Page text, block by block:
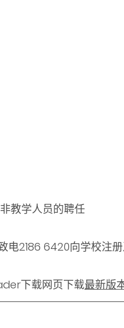
教学人员的聘任
2186 6420向学校注
下载网页下载最新版